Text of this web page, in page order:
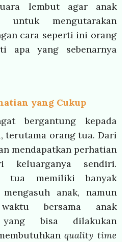
lembut agar anak
untuk mengutarakan
cara seperti ini orang
apa yang sebenarnya
yang Cukup
bergantung kepada
terutama orang tua. Dari
mendapatkan perhatian
sendiri.
tua memiliki banyak
anak, namun
waktu bersama anak
bisa dilakukan
quality time